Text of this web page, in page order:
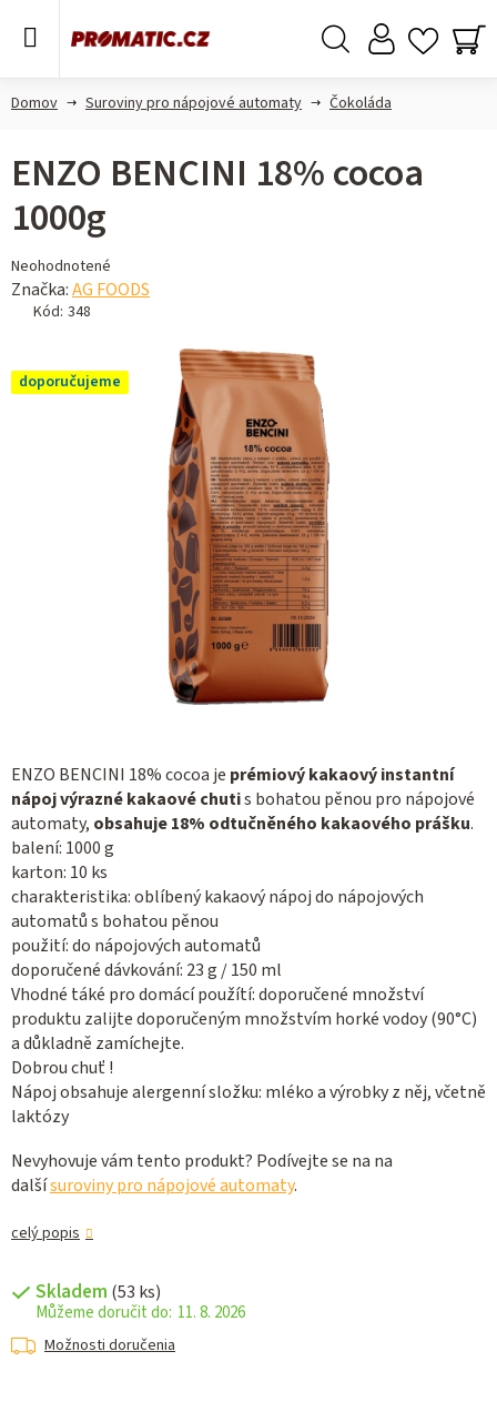
Domov Suroviny pro nápojové automaty Čokoláda
ENZO BENCINI 18% cocoa je prémiový kakaový instantní
nápoj výrazné kakaové chutis bohatou pěnou pro nápojové
automaty, obsahuje 18% odtučněného kakaového prášku.
balení: 1000 g
karton: 10 ks
charakteristika: oblíbený kakaový nápoj do nápojových
automatů s bohatou pěnou
použití: do nápojových automatů
doporučené dávkování: 23 g / 150 ml
Vhodné táké pro domácí použítí: doporučené množství
produktu zalijte doporučeným množstvím horké vodoy (90°C)
a důkladně zamíchejte.
Dobrou chuť !
Nápoj obsahuje alergenní složku: mléko a výrobky z něj, včetně
laktózy
Nevyhovuje vám tento produkt? Podívejte se na na
dalšísuroviny pro nápojové automaty.
celý popis
Skladem (53 ks)
11. 8. 2026
Možnosti doručenia
ENZO BENCINI 18% cocoa
1000g
Priemerné
hodnotenie
produktu
z 5
Neohodnotené
Značka:AG FOODS
Kód: 348
doporučujeme